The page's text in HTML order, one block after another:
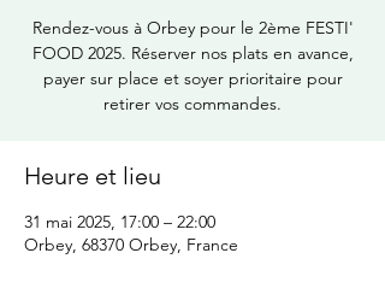
Rendez-vous à Orbey pour le 2ème FESTI'
FOOD 2025. Réserver nos plats en avance,
payer sur place et soyer prioritaire pour
retirer vos commandes.
Heure et lieu
31 mai 2025, 17:00 – 22:00
Orbey, 68370 Orbey, France